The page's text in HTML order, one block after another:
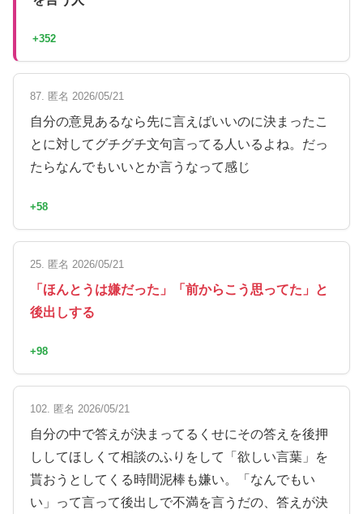
+352
87. 匿名 2026/05/21
自分の意見あるなら先に言えばいいのに決まったこ
とに対してグチグチ文句言ってる人いるよね。だっ
たらなんでもいいとか言うなって感じ
+58
25. 匿名 2026/05/21
「ほんとうは嫌だった」「前からこう思ってた」と
後出しする
+98
102. 匿名 2026/05/21
自分の中で答えが決まってるくせにその答えを後押
ししてほしくて相談のふりをして「欲しい言葉」を
貰おうとしてくる時間泥棒も嫌い。「なんでもい
い」って言って後出しで不満を言うだの、答えが決